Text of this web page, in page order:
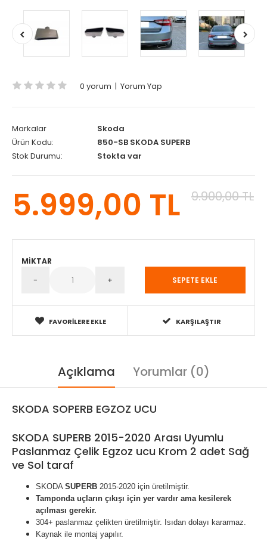
0 yorum | Yorum Yap
Markalar
Skoda
Ürün Kodu:
850-SB SKODA SUPERB
Stok Durumu:
Stokta var
5.999,00 TL 9.900,00 TL
MIKTAR
FAVORILERE EKLE KARŞILAŞTIR
Açıklama Yorumlar (0)
SKODA SOPERB EGZOZ UCU
SKODA SUPERB 2015-2020 Arası Uyumlu
Paslanmaz Çelik Egzoz ucu Krom 2 adet Sağ
ve Sol taraf
SKODA SUPERB 2015-2020 için üretilmiştir.
Tamponda uçların çıkışı için yer vardır ama kesilerek
açılması gerekir.
304+ paslanmaz çelikten üretilmiştir. Isıdan dolayı kararmaz.
Kaynak ile montaj yapılır.